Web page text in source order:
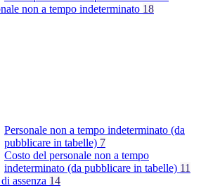
non a tempo indeterminato 18
Personale non a tempo indeterminato (da
pubblicare in tabelle) 7
Costo del personale non a tempo
indeterminato (da pubblicare in tabelle) 11
assenza 14